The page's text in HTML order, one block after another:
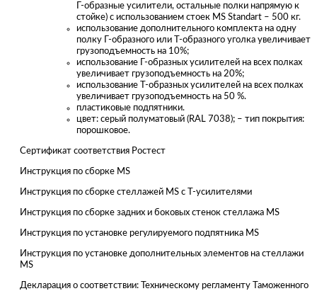
Г-образные усилители, остальные полки напрямую к
стойке) с использованием стоек MS Standart – 500 кг.
использование дополнительного комплекта на одну
полку Г-образного или Т-образного уголка увеличивает
грузоподъемность на 10%;
использование Г-образных усилителей на всех полках
увеличивает грузоподъемность на 20%;
использование Т-образных усилителей на всех полках
увеличивает грузоподъемность на 50 %.
пластиковые подпятники.
цвет: серый полуматовый (RAL 7038); – тип покрытия:
порошковое.
Сертификат соответствия Ростест
Инструкция по сборке MS
Инструкция по сборке стеллажей MS с Т-усилителями
Инструкция по сборке задних и боковых стенок стеллажа MS
Инструкция по установке регулируемого подпятника MS
Инструкция по установке дополнительных элементов на стеллажи
MS
Декларация о соответствии: Техническому регламенту Таможенного